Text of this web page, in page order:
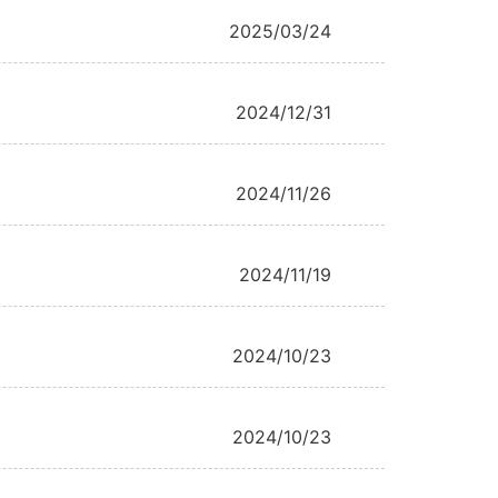
2025/03/24
2024/12/31
2024/11/26
2024/11/19
2024/10/23
2024/10/23